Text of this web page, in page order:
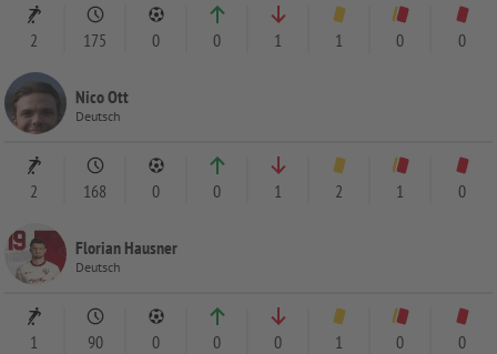
2 175 0 0 1 1 0 0
Nico Ott
Deutsch
2 168 0 0 1 2 1 0
Florian Hausner
Deutsch
1 90 0 0 0 1 0 0